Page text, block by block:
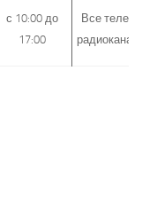
с 10:00 до
17:00
Все теле- и